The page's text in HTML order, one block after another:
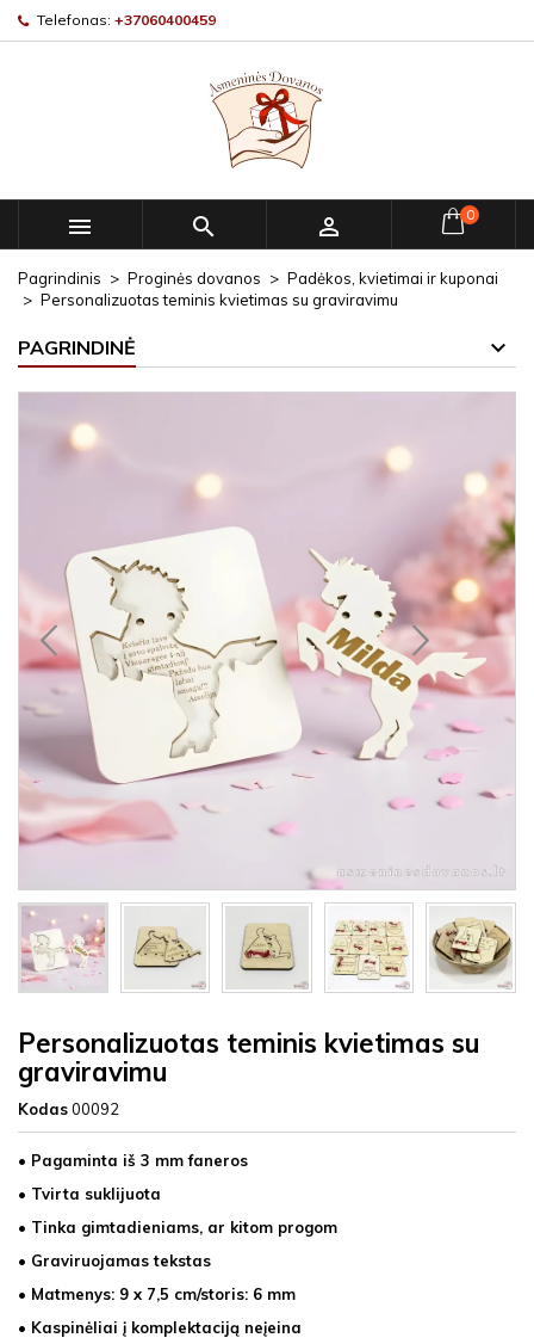
Telefonas: +37060400459
   0
Pagrindinis Proginės dovanos
Padėkos, kvietimai ir kuponai
Personalizuotas teminis kvietimas su graviravimu
PAGRINDINĖ
Personalizuotas teminis kvietimas su
graviravimu
Kodas00092
• Pagaminta iš 3 mm faneros
• Tvirta suklijuota
• Tinka gimtadieniams, ar kitom progom
• Graviruojamas tekstas
• Matmenys: 9 x 7,5 cm/storis: 6 mm
• Kaspinėliai į komplektaciją neįeina